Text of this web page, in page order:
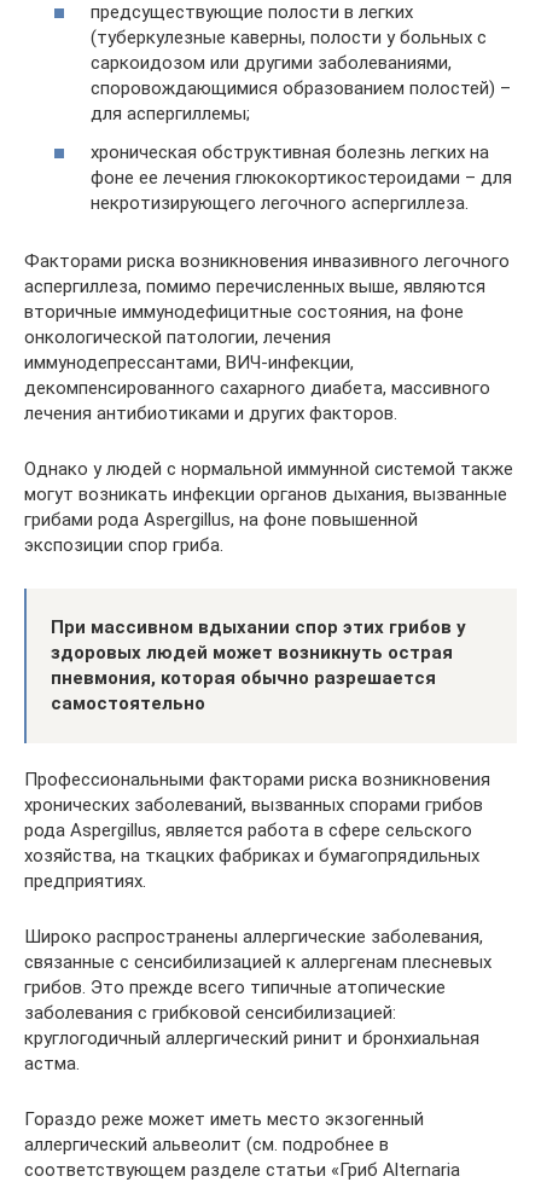
предсуществующие полости в легких
(туберкулезные каверны, полости у больных с
саркоидозом или другими заболеваниями,
споровождающимися образованием полостей) –
для аспергиллемы;
хроническая обструктивная болезнь легких на
фоне ее лечения глюкокортикостероидами – для
некротизирующего легочного аспергиллеза.
Факторами риска возникновения инвазивного легочного
аспергиллеза, помимо перечисленных выше, являются
вторичные иммунодефицитные состояния, на фоне
онкологической патологии, лечения
иммунодепрессантами, ВИЧ-инфекции,
декомпенсированного сахарного диабета, массивного
лечения антибиотиками и других факторов.
Однако у людей с нормальной иммунной системой также
могут возникать инфекции органов дыхания, вызванные
грибами рода Aspergillus, на фоне повышенной
экспозиции спор гриба.
При массивном вдыхании спор этих грибов у
здоровых людей может возникнуть острая
пневмония, которая обычно разрешается
самостоятельно
Профессиональными факторами риска возникновения
хронических заболеваний, вызванных спорами грибов
рода Aspergillus, является работа в сфере сельского
хозяйства, на ткацких фабриках и бумагопрядильных
предприятиях.
Широко распространены аллергические заболевания,
связанные с сенсибилизацией к аллергенам плесневых
грибов. Это прежде всего типичные атопические
заболевания с грибковой сенсибилизацией:
круглогодичный аллергический ринит и бронхиальная
астма.
Гораздо реже может иметь место экзогенный
аллергический альвеолит (см. подробнее в
соответствующем разделе статьи «Гриб Alternaria